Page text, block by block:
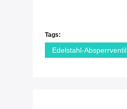
Tags:
Edelstahl-Absperrventil